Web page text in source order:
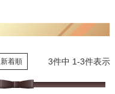
新着順 3件中 1-3件表示